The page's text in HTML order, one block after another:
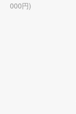
000円)